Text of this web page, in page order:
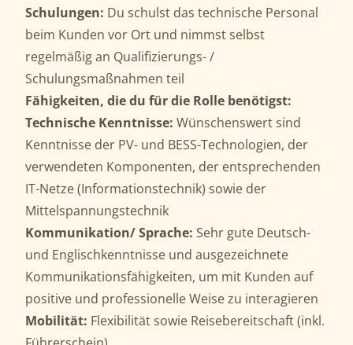
Schulungen: Du schulst das technische Personal
beim Kunden vor Ort und nimmst selbst
regelmäßig an Qualifizierungs- /
Schulungsmaßnahmen teil
Fähigkeiten, die du für die Rolle benötigst:
Technische Kenntnisse: Wünschenswert sind
Kenntnisse der PV- und BESS-Technologien, der
verwendeten Komponenten, der entsprechenden
IT-Netze (Informationstechnik) sowie der
Mittelspannungstechnik
Kommunikation/ Sprache: Sehr gute Deutsch-
und Englischkenntnisse und ausgezeichnete
Kommunikationsfähigkeiten, um mit Kunden auf
positive und professionelle Weise zu interagieren
Mobilität: Flexibilität sowie Reisebereitschaft (inkl.